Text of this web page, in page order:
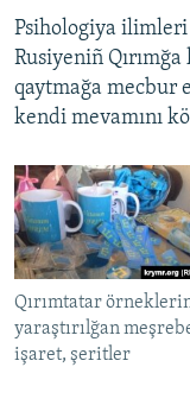
Psihologiya
Rusiyeniñ
qaytmağa mecbur
kendi mevamını
Qırımtatar
yaraştırılğan
işaret, şeritler